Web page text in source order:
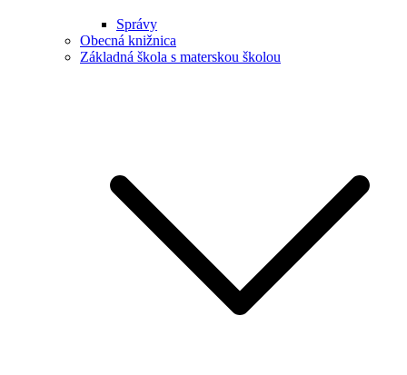
Správy
Obecná knižnica
Základná škola s materskou školou